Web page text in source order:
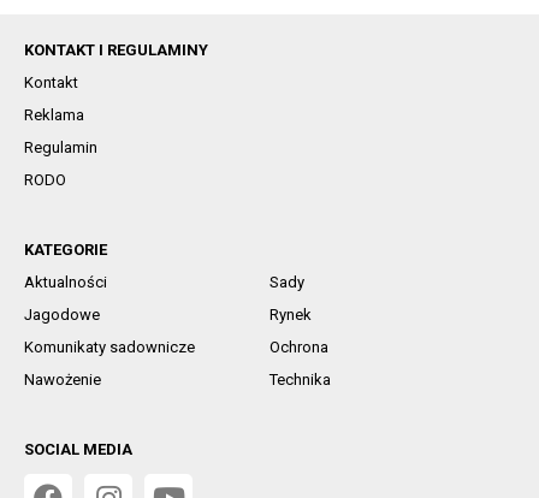
KONTAKT I REGULAMINY
Kontakt
Reklama
Regulamin
RODO
KATEGORIE
Aktualności
Sady
Jagodowe
Rynek
Komunikaty sadownicze
Ochrona
Nawożenie
Technika
SOCIAL MEDIA